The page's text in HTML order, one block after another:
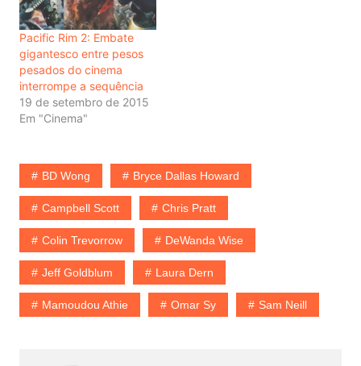
Pacific Rim 2: Embate
gigantesco entre pesos
pesados do cinema
interrompe a sequência
19 de setembro de 2015
Em "Cinema"
BD Wong Bryce Dallas Howard
Campbell Scott Chris Pratt
Colin Trevorrow DeWanda Wise
Jeff Goldblum Laura Dern
Mamoudou Athie Omar Sy Sam Neill